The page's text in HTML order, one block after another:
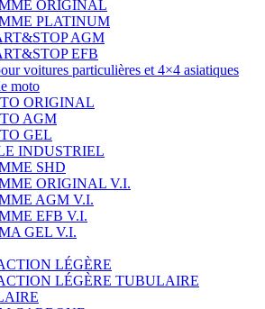
ORIGINAL
PLATINUM
AGM
EFB
voitures particulières et 4×4 asiatiques
moto
ORIGINAL
AGM
GEL
INDUSTRIEL
SHD
ORIGINAL V.I.
AGM V.I.
EFB V.I.
GEL V.I.
LÉGÈRE
LÉGÈRE TUBULAIRE